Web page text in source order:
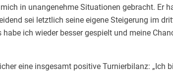
in unangenehme Situationen gebracht. Er
sei letztlich seine eigene Steigerung im
ich wieder besser gespielt und meine
eine insgesamt positive Turnierbilanz: „Ich